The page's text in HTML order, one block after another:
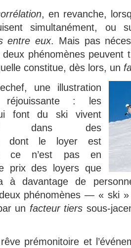
, en revanche,
simultanément, ou
entre eux. Mais pas
phénomènes peuvent
constitue, dès lors, un
une illustration
réjouissante : les
font du ski vivent
dans des
dont le loyer est
ce n’est pas en
prix des loyers que
à davantage de
deux phénomènes — « ski
un facteur tiers sous-
prémonitoire et